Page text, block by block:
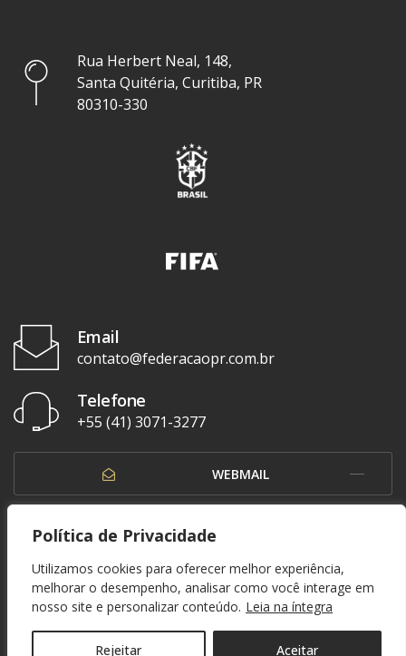
Política de Privacidade
Utilizamos cookies para oferecer melhor experiência,
melhorar o desempenho, analisar como você interage em
nosso site e personalizar conteúdo. Leia na íntegra
Rejeitar Aceitar
Rua Herbert Neal, 148,
Santa Quitéria, Curitiba, PR
80310-330
Email
contato@federacaopr.com.br
Telefone
+55 (41) 3071-3277
WEBMAIL
OUVIDORIA
© 1937 - 2026. Federação Paranaense de Futebol. Todos os direitos reservados. By